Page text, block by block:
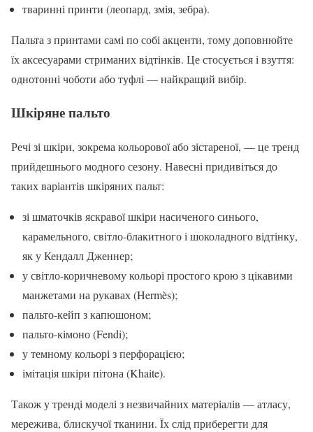
тваринні принти (леопард, змія, зебра).
Пальта з принтами самі по собі акценти, тому доповнюйте
їх аксесуарами стриманих відтінків. Це стосується і взуття:
однотонні чоботи або туфлі — найкращий вибір.
Шкіряне пальто
Речі зі шкіри, зокрема кольорової або зістареної, — це тренд
прийдешнього модного сезону. Навесні придивіться до
таких варіантів шкіряних пальт:
зі шматочків яскравої шкіри насиченого синього,
карамельного, світло-блакитного і шоколадного відтінку,
як у Кендалл Дженнер;
у світло-коричневому кольорі простого крою з цікавими
манжетами на рукавах (Hermès);
пальто-кейп з капюшоном;
пальто-кімоно (Fendi);
у темному кольорі з перфорацією;
імітація шкіри пітона (Khaite).
Також у тренді моделі з незвичайних матеріалів — атласу,
мережива, блискучої тканини. Їх слід приберегти для